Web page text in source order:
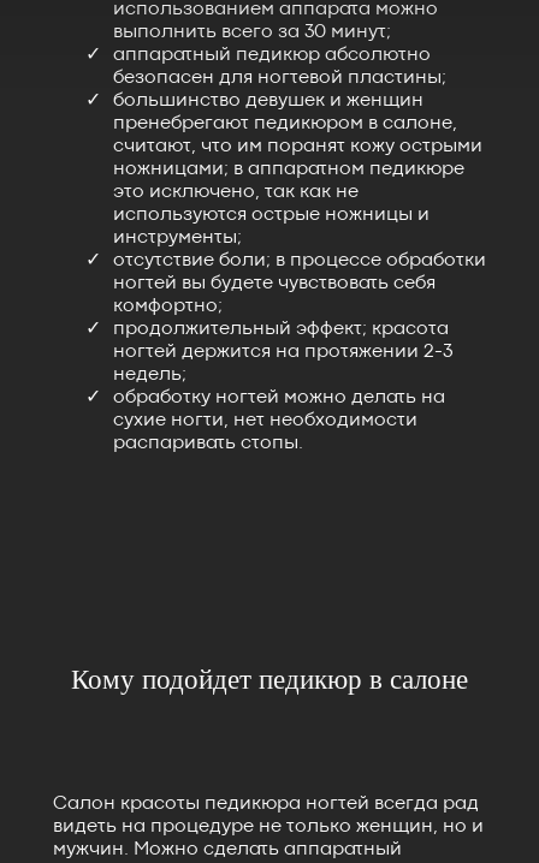
использованием аппарата можно
выполнить всего за 30 минут;
аппаратный педикюр абсолютно
безопасен для ногтевой пластины;
большинство девушек и женщин
пренебрегают педикюром в салоне,
считают, что им поранят кожу острыми
ножницами; в аппаратном педикюре
это исключено, так как не
используются острые ножницы и
инструменты;
отсутствие боли; в процессе обработки
ногтей вы будете чувствовать себя
комфортно;
продолжительный эффект; красота
ногтей держится на протяжении 2-3
недель;
обработку ногтей можно делать на
сухие ногти, нет необходимости
распаривать стопы.
Кому подойдет педикюр в салоне
Салон красоты педикюра ногтей всегда рад
видеть на процедуре не только женщин, но и
мужчин. Можно сделать аппаратный